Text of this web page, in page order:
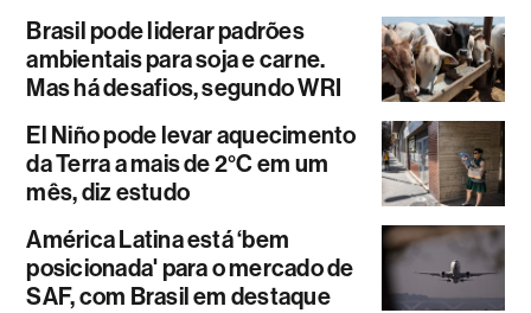
Brasil pode liderar padrões
ambientais para soja e carne.
Mas há desafios, segundo WRI
El Niño pode levar aquecimento
da Terra a mais de 2°C em um
mês, diz estudo
América Latina está ‘bem
posicionada' para o mercado de
SAF, com Brasil em destaque